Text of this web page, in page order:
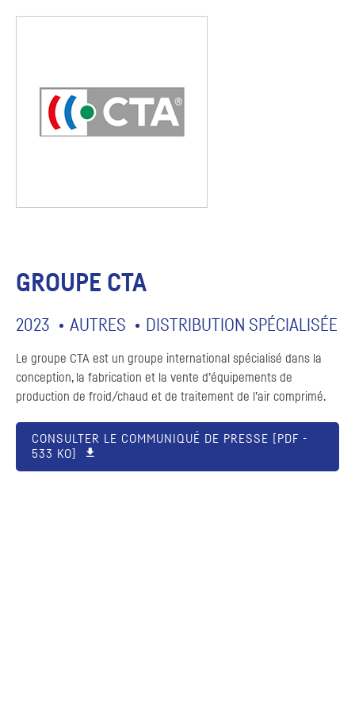
GROUPE CTA
2023 AUTRES DISTRIBUTION SPÉCIALISÉE
Le groupe CTA est un groupe international spécialisé dans la
conception, la fabrication et la vente d’équipements de
production de froid/chaud et de traitement de l’air comprimé.
CONSULTER LE COMMUNIQUÉ DE PRESSE [ PDF -
533 KO]